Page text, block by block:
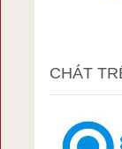
CHÁT